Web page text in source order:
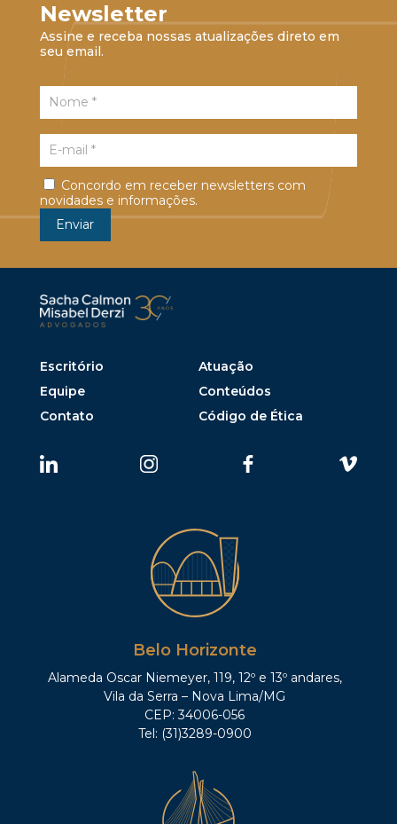
Newsletter
Assine e receba nossas atualizações direto em
seu email.
Concordo em receber newsletters com
novidades e informações.
Escritório
Atuação
Equipe
Conteúdos
Contato
Código de Ética
Belo Horizonte
Alameda Oscar Niemeyer, 119, 12º e 13º andares,
Vila da Serra – Nova Lima/MG
CEP: 34006-056
Tel: (31)3289-0900